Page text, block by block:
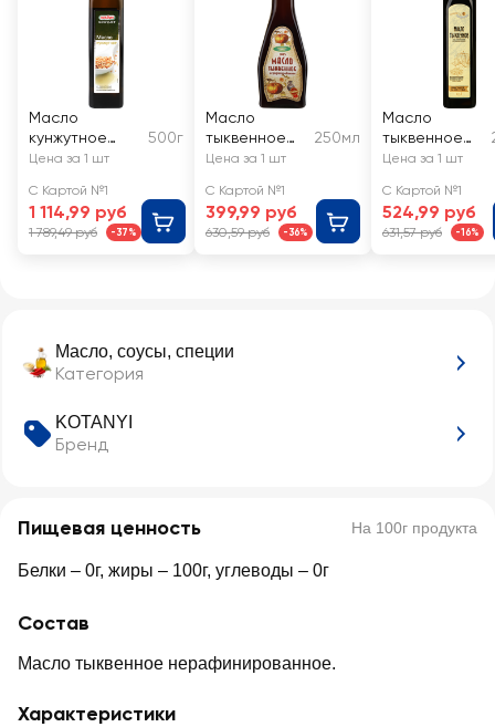
Масло, соусы, специи
Категория
KOTANYI
Бренд
Пищевая ценность На 100г продукта
Белки – 0г, жиры – 100г, углеводы – 0г
Состав
Масло тыквенное нерафинированное.
Характеристики
Масло
кунжутное
KOTANYI
Grand Finesse
нерафинирова
нное
500г
Цена за 1 шт
С Картой №1
1 114,99 руб
1 789,49 руб -37%
Масло
тыквенное
АРОМАТЫ
нерафиниро
ванное
250мл
Цена за 1 шт
С Картой №1
399,99 руб
630,59 руб -36%
Масло
тыквенное
СЕКРЕТЫ
нерафиниро
ванное
Цена за 1 шт
С Картой №1
524,99 руб
631,57 руб -16%